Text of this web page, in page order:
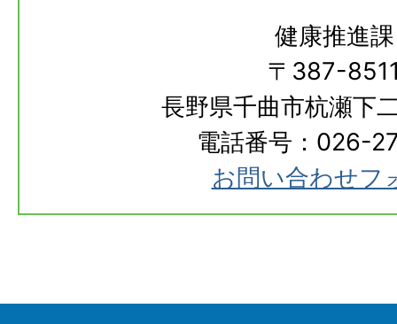
健康推進課
〒387-
長野県千曲市杭瀬下
電話番号：026-
お問い合わせフ